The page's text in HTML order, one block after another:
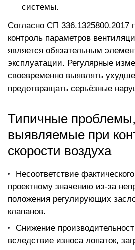
системы.
Согласно СП 336.1325800.2017
контроль параметров
является обязательным
эксплуатации. Регулярные
своевременно выявлять
предотвращать серьёзные
Типичные проблемы,
выявляемые при
скорости воздуха
Несоответствие
проектному значению из-за
положения регулирующих
клапанов.
Снижение
вследствие износа лопаток,